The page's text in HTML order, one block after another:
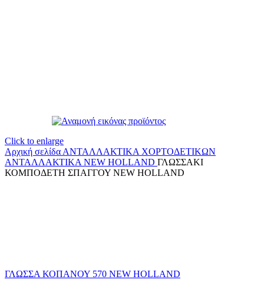
Click to enlarge
Αρχική σελίδα ΑΝΤΑΛΛΑΚΤΙΚΑ ΧΟΡΤΟΔΕΤΙΚΩΝ
ΑΝΤΑΛΛΑΚΤΙΚΑ NEW HOLLAND ΓΛΩΣΣΑΚΙ
ΚΟΜΠΟΔΕΤΗ ΣΠΑΓΓΟΥ NEW HOLLAND
ΓΛΩΣΣΑ ΚΟΠΑΝΟΥ 570 NEW HOLLAND